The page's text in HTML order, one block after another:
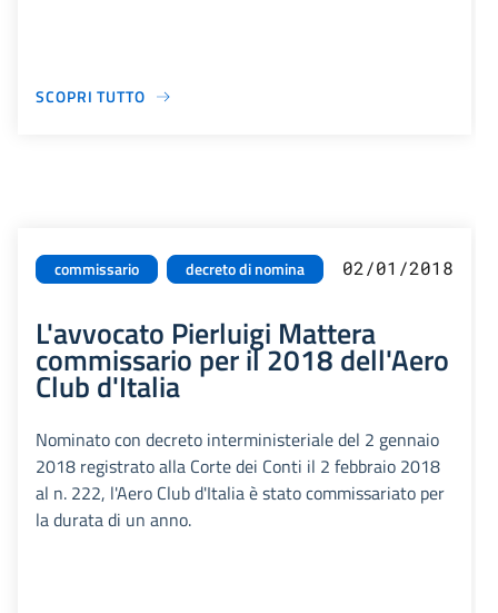
SCOPRI TUTTO
commissario decreto di nomina 02/01/2018
L'avvocato Pierluigi Mattera
commissario per il 2018 dell'Aero
Club d'Italia
Nominato con decreto interministeriale del 2 gennaio
2018 registrato alla Corte dei Conti il 2 febbraio 2018
al n. 222, l'Aero Club d'Italia è stato commissariato per
la durata di un anno.